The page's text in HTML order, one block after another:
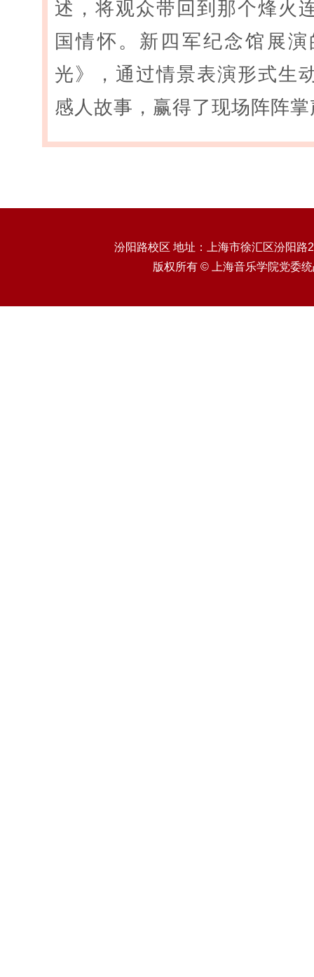
述，将观众带回到那个烽火
国情怀。新四军纪念馆展
光》，通过情景表演形式生
感人故事，赢得了现场阵阵
汾阳路校区 地址：上海市徐汇区汾阳路
版权所有 © 上海音乐学院党委